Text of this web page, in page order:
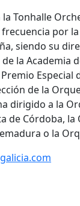
Tonhalle
por
siendo su
la Academia
Especial
de la
dirigido a la
de Córdoba, la
o la